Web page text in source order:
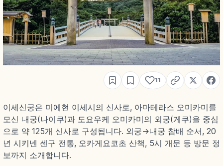
11
이세신궁은 미에현 이세시의 신사로, 아마테라스 오미카미를
모신 내궁(나이쿠)과 도요우케 오미카미의 외궁(게쿠)을 중심
으로 약 125개 신사로 구성됩니다. 외궁→내궁 참배 순서, 20
년 시키넨 센구 전통, 오카게요코초 산책, 5시 개문 등 방문 정
보까지 소개합니다.